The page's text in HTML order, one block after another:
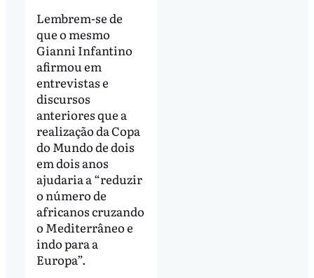
Lembrem-se de
que o mesmo
Gianni Infantino
afirmou em
entrevistas e
discursos
anteriores que a
realização da Copa
do Mundo de dois
em dois anos
ajudaria a “reduzir
o número de
africanos cruzando
o Mediterrâneo e
indo para a
Europa”.